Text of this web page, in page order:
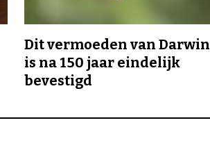
Dit vermoeden van Darwin
is na 150 jaar eindelijk
bevestigd